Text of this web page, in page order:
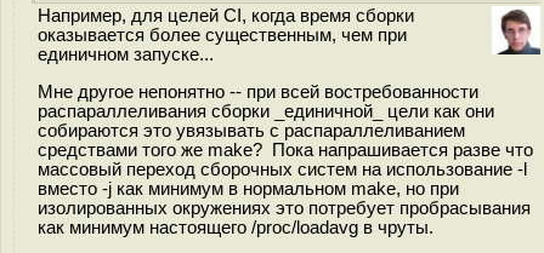
Например, для целей CI, когда время сборки
оказывается более существенным, чем при
единичном запуске...
Мне другое непонятно -- при всей востребованности
распараллеливания сборки _единичной_ цели как они
собираются это увязывать с распараллеливанием
средствами того же make? Пока напрашивается разве что
массовый переход сборочных систем на использование -l
вместо -j как минимум в нормальном make, но при
изолированных окружениях это потребует пробрасывания
как минимум настоящего /proc/loadavg в чруты.